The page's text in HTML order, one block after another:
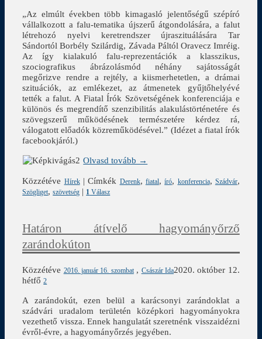
„Az elmúlt években több kimagasló jelentőségű szépíró
vállalkozott a falu-tematika újszerű átgondolására, a falut
létrehozó nyelvi keretrendszer újraszituálására Tar
Sándortól Borbély Szilárdig, Závada Páltól Oravecz Imréig.
Az így kialakuló falu-reprezentációk a klasszikus,
szociografikus ábrázolásmód néhány sajátosságát
megőrizve rendre a rejtély, a kiismerhetetlen, a drámai
szituációk, az emlékezet, az átmenetek gyűjtőhelyévé
tették a falut. A Fiatal Írók Szövetségének konferenciája e
különös és megrendítő szenzibilitás alakulástörténetére és
szövegszerű működésének természetére kérdez rá,
válogatott előadók közreműködésével.” (Idézet a fiatal írók
facebookjáról.)
Olvasd tovább →
Közzétéve Hírek|Címkék Derenk, fiatal,író, konferencia, Szádvár,
Szögliget,szövetség | 1 Válasz
Határon átívelő hagyományőrző
zarándokúton
Közzétéve 2016. január 16. szombat , Császár Ida2020. október 12.
hétfő 2
A zarándokút, ezen belül a karácsonyi zarándoklat a
szádvári uradalom területén középkori hagyományokra
vezethető vissza. Ennek hangulatát szeretnénk visszaidézni
évről-évre, a hagyományőrzés jegyében.